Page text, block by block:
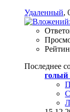
Удаленный,
Последнее
голый